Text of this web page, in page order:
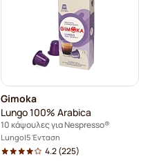
Gimoka
Lungo 100% Arabica
10 κάψουλες για Nespresso®
Lungo 5 Ένταση
4.2(225)